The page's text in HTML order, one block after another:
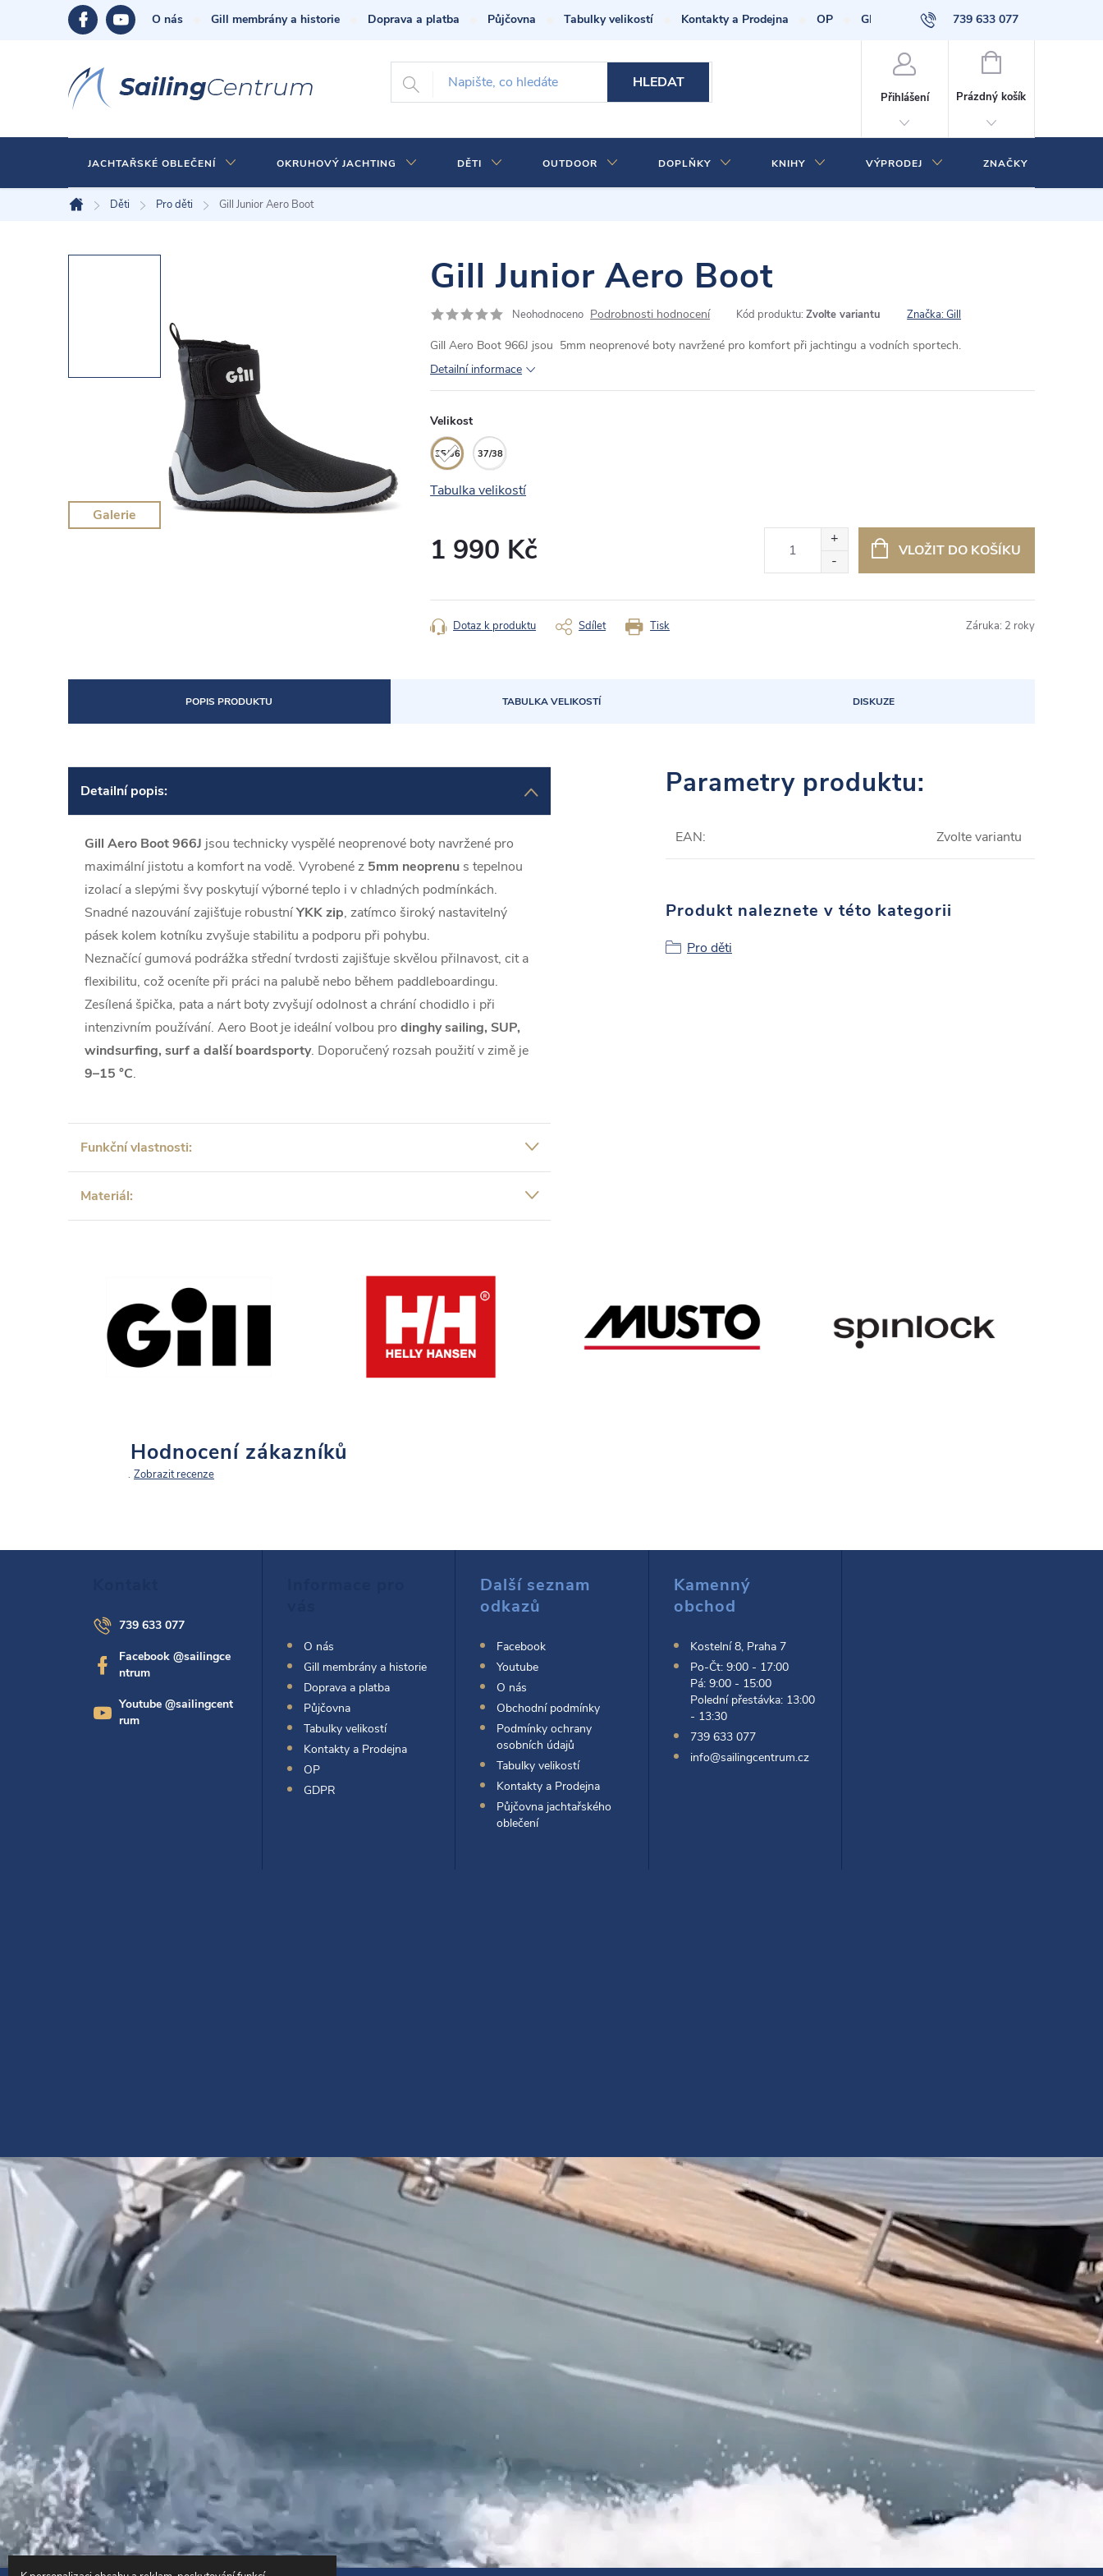
739 633 077
O nás Gill membrány a historie Doprava a platba Půjčovna Tabulky velikostí Kontakty a Prodejna OP GDPR
HLEDAT
Přihlášení
NÁKUPNÍ
Prázdný košík
JACHTAŘSKÉ OBLEČENÍ OKRUHOVÝ JACHTING DĚTI OUTDOOR DOPLŇKY KNIHY VÝPRODEJ ZNAČKY
Domů
Děti Pro děti Gill Junior Aero Boot
Galerie
Gill Junior Aero Boot
Neohodnoceno Podrobnosti hodnocení Kód produktu: Zvolte variantu Značka:Gill
Gill Aero Boot 966J jsou 5mm neoprenové boty navržené pro komfort při jachtingu a vodních sportech.
Detailní informace
Velikost
35/36 37/38
Tabulka velikostí
1 990 Kč VLOŽIT DO KOŠÍKU
Tisk
Dotaz k produktu Sdílet Záruka: 2 roky
POPIS PRODUKTU TABULKA VELIKOSTÍ DISKUZE
Detailní popis:
Gill Aero Boot 966J jsou technicky vyspělé neoprenové boty navržené pro
maximální jistotu a komfort na vodě. Vyrobené z 5mm neoprenu s tepelnou
izolací a slepými švy poskytují výborné teplo i v chladných podmínkách.
Snadné nazouvání zajišťuje robustníYKK zip, zatímco široký nastavitelný
pásek kolem kotníku zvyšuje stabilitu a podporu při pohybu.
Neznačící gumová podrážka střední tvrdosti zajišťuje skvělou přilnavost, cit a
flexibilitu, což oceníte při práci na palubě nebo během paddleboardingu.
Zesílená špička, pata a nárt boty zvyšují odolnost a chrání chodidlo i při
intenzivním používání. Aero Boot je ideální volbou pro dinghy sailing, SUP,
windsurfing, surf a další boardsporty. Doporučený rozsah použití v zimě je
9–15 °C.
Funkční vlastnosti:
Materiál:
Parametry produktu:
EAN: Zvolte variantu
Produkt naleznete v této kategorii
Pro děti
Hodnocení zákazníků
Zobrazit recenze
739 633 077
Facebook @sailingce
ntrum
Youtube @sailingcent
rum
O nás
Gill membrány a historie
Doprava a platba
Půjčovna
Tabulky velikostí
Kontakty a Prodejna
OP
GDPR
Další seznam
odkazů
Facebook
Youtube
O nás
Obchodní podmínky
Podmínky ochrany
osobních údajů
Tabulky velikostí
Kontakty a Prodejna
Půjčovna jachtařského
oblečení
Kamenný
obchod
Kostelní 8, Praha 7
Po-Čt: 9:00 - 17:00
Pá: 9:00 - 15:00
Polední přestávka: 13:00
- 13:30
739 633 077
info@sailingcentrum.cz